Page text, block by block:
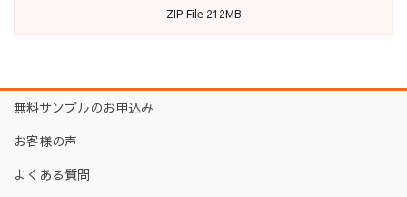
ZIP File 212MB
無料サンプルのお申込み
お客様の声
よくある質問